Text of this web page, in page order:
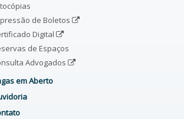
de Boletos
Digital
de Espaços
Advogados
em Aberto